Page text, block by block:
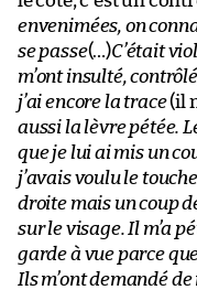
envenimées, on
se passe(…)C’était
m’ont insulté,
j’ai encore la trace(il
aussi la lèvre pétée.
que je lui ai mis un
j’avais voulu le
droite mais un coup
sur le visage. Il m’a
garde à vue parce
Ils m’ont demandé